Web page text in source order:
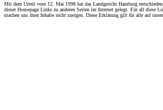
Mit dem Urteil vom 12. Mai 1998 hat das Landgericht Hamburg
dieser Homepage Links zu anderen Seiten im Internet gelegt. Für all diese
machen uns ihrer Inhalte nicht zueigen. Diese Erklärung gilt für alle auf